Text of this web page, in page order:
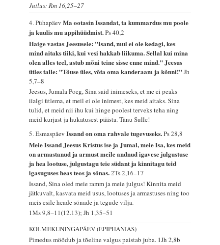
Jutlus: Rm 16,25–27
4. PühapäevMa ootasin Issandat, ta kummardus mu poole
ja kuulis mu appihüüdmist.Ps 40,2
Haige vastas Jeesusele: "Isand, mul ei ole kedagi, kes
mind aitaks tiiki, kui vesi hakkab liikuma. Sellal kui mina
olen alles teel, astub mõni teine sisse enne mind." Jeesus
ütles talle: "Tõuse üles, võta oma kanderaam ja kõnni!"Jh
5,7–8
Jeesus, Jumala Poeg, Sina said inimeseks, et me ei peaks
iialgi ütlema, et meil ei ole inimest, kes meid aitaks. Sina
tulid, et meid nii ihu kui hinge poolest terveks teha ning
meid kurjast ja hukatusest päästa. Tänu Sulle!
5. EsmaspäevIssand on oma rahvale tugevuseks.Ps 28,8
Meie Issand Jeesus Kristus ise ja Jumal, meie Isa, kes meid
on armastanud ja armust meile andnud igavese julgustuse
ja hea lootuse, julgustagu teie südant ja kinnitagu teid
igasuguses heas teos ja sõnas.2Ts 2,16–17
Issand, Sina oled meie ramm ja meie julgus! Kinnita meid
jätkuvalt, kasvata meid usus, lootuses ja armastuses ning too
meis esile heade sõnade ja tegude vilja.
1Ms 9,8–11(12.13); Jh 1,35–51
KOLMEKUNINGAPÄEV (EPIPHANIAS)
Pimedus möödub ja tõeline valgus paistab juba. 1Jh 2,8b